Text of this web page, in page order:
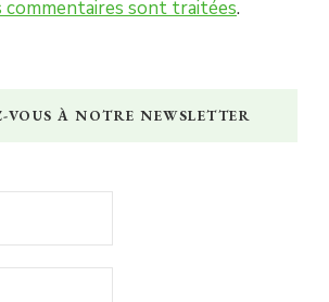
commentaires sont traitées.
VOUS À NOTRE NEWSLETTER